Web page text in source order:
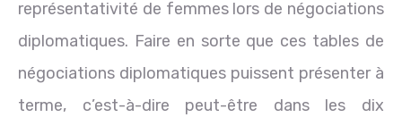
représentativité de femmes lors de négociations
diplomatiques. Faire en sorte que ces tables de
négociations diplomatiques puissent présenter à
terme, c’est-à-dire peut-être dans les dix